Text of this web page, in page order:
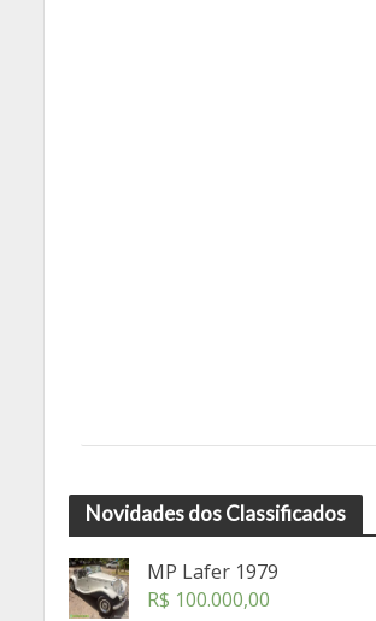
Novidades dos Classificados
MP Lafer 1979
R$ 100.000,00